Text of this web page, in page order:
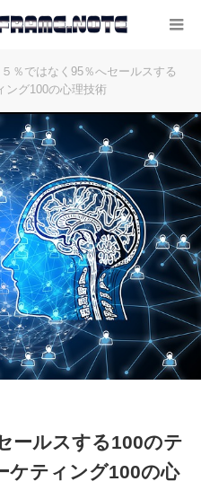
５％ではなく95％へセールスする
ング100の心理技術
ールスする100のテ
ケティング100の心